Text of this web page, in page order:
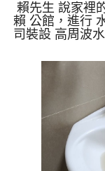
賴先生 說家裡
賴 公館，進行
司裝設 高周波
了約15分，開
開始流出黃灰
後，熱水出水
老化，會產生
啡色，地下水
洗出來的水會
因為裡面有銅